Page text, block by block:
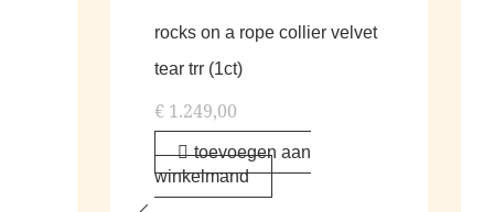
rocks on a rope collier velvet
tear trr (1ct)
€ 1.249,00
toevoegen aan
winkelmand